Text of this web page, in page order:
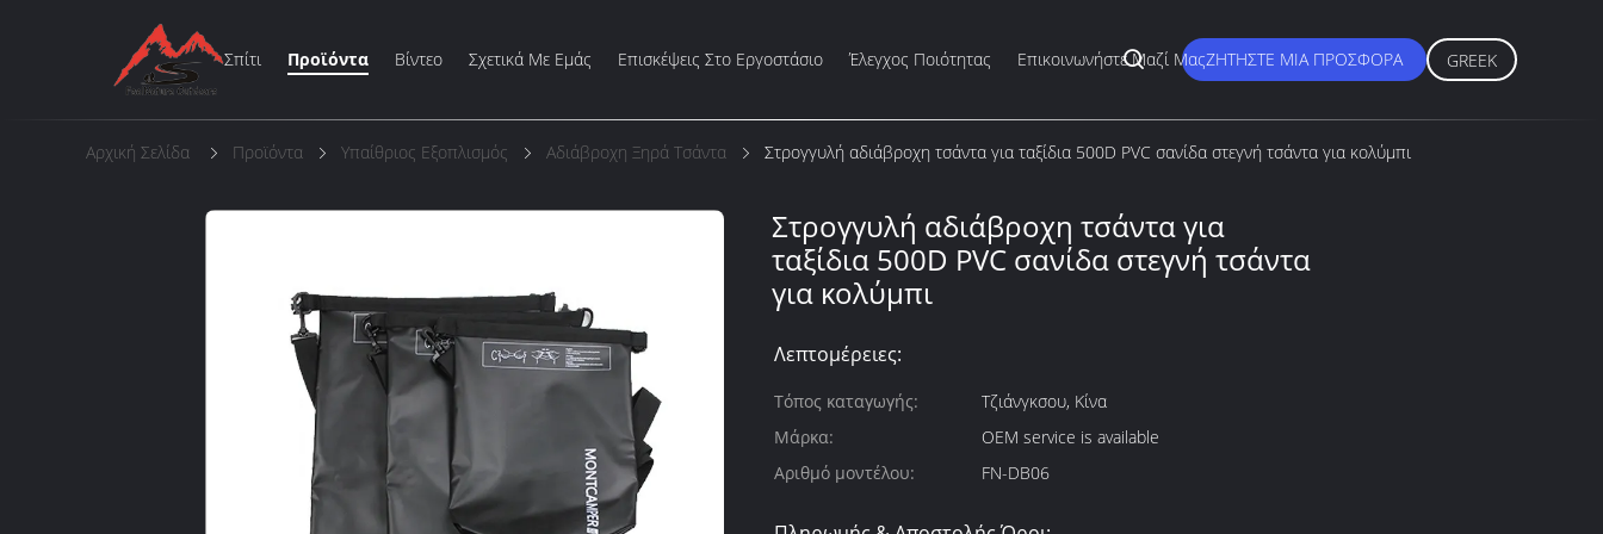
Σπίτι Προϊόντα Βίντεο Σχετικά Με Εμάς Επισκέψεις Στο Εργοστάσιο Έλεγχος Ποιότητας Επικοινωνήστε Μαζί ΜαςΖΗΤΉΣΤΕ ΜΙΑ ΠΡΟΣΦΟΡΆ GREEK
Αρχική Σελίδα Προϊόντα Υπαίθριος Εξοπλισμός Αδιάβροχη Ξηρά Τσάντα Στρογγυλή αδιάβροχη τσάντα για ταξίδια 500D PVC σανίδα στεγνή τσάντα για κολύμπι
Στρογγυλή αδιάβροχη τσάντα για
ταξίδια 500D PVC σανίδα στεγνή τσάντα
για κολύμπι
Λεπτομέρειες:
Τόπος καταγωγής:
Τζιάνγκσου, Κίνα
Μάρκα:
OEM service is available
Αριθμό μοντέλου:
FN-DB06